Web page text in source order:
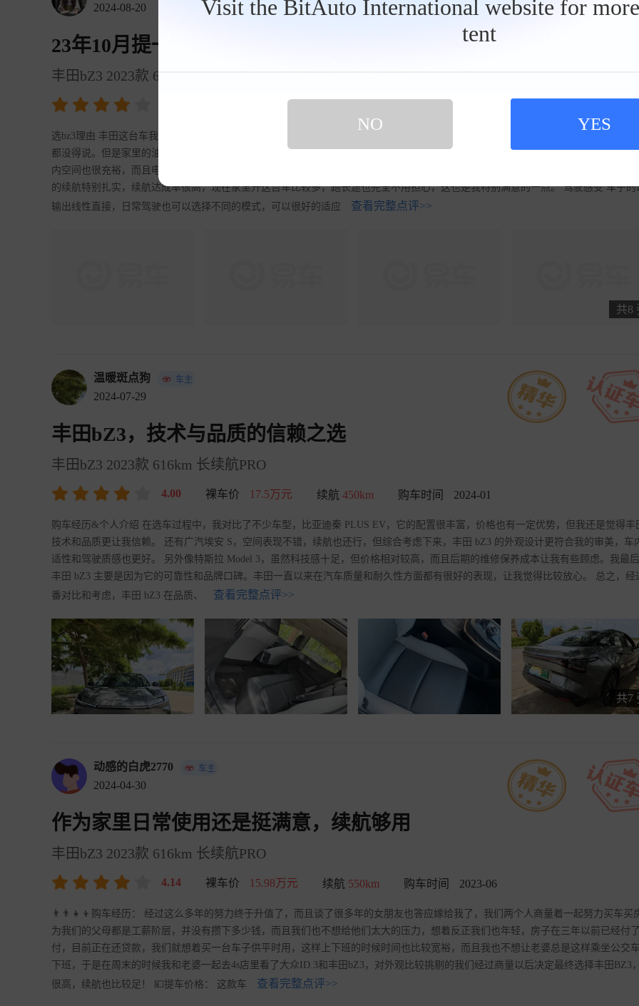
Visit the BitAuto International website for
tent
NO YES
2024-08-20
23年10月提一汽丰田bz3
丰田bZ3 2023款 616km 长续航PRO
15.8万元
选bz3理由 丰田这台车我关注了很长一段时间，也是因为家里之前就开丰田车型，品质确实不错，很耐造，作为一台家用车实用性和经
都没得说。但是家里的油车现在老婆开得比较多，一台车不够用了，所以才考虑再入手一辆电车。丰田这台车外形简简单单，挺喜欢
内空间也很充裕，而且电车开下来也能更省钱，对我来讲也是全新的体验，所以就以裸车15.8万的价格入手了丰田的这台电车。 最满意
的续航特别扎实，续航达成率很高，现在家里开这台车比较多，跑长途也完全不用担心，这也是我特别满意的一点。 驾驶感受 车子的
输出线性直接，日常驾驶也可以选择不同的模式，可以很好的适应
查看完整点评>>
共8
温暖斑点狗 车主
2024-07-29
丰田bZ3，技术与品质的信赖之选
丰田bZ3 2023款 616km 长续航PRO
4.00 裸车价 17.5万元 续航 450km 购车时间 2024-01
购车经历&个人介绍 在选车过程中，我对比了不少车型，比亚迪秦 PLUS EV，它的配置很丰富，价格也有一定优势，但我还是觉得丰
技术和品质更让我信赖。 还有广汽埃安 S，空间表现不错，续航也还行，但综合考虑下来，丰田 bZ3 的外观设计更符合我的审美，车
适性和驾驶质感也更好。 另外像特斯拉 Model 3，虽然科技感十足，但价格相对较高，而且后期的维修保养成本让我有些顾虑。我最
丰田 bZ3 主要是因为它的可靠性和品牌口碑。丰田一直以来在汽车质量和耐久性方面都有很好的表现，让我觉得比较放心。 总之，经
番对比和考虑，丰田 bZ3 在品质、
查看完整点评>>
共7
动感的白虎2770 车主
2024-04-30
作为家里日常使用还是挺满意，续航够用
丰田bZ3 2023款 616km 长续航PRO
4.14 裸车价 15.98万元 续航 550km 购车时间 2023-06
👨‍👨‍👧‍👦购车经历： 经过这么多年的努力终于升值了，而且谈了很多年的女朋友也答应嫁给我了，我们两个人商量着一起努力买车买
为我们的父母都是工薪阶层，并没有攒下多少钱，而且我们也不想给他们太大的压力，想着反正我们也年轻，房子在三年以前已经付
付，目前正在还贷款，我们就想着买一台车子供平时用，这样上下班的时候时间也比较宽裕，而且我也不想让老婆总是这样乘坐公交
下班，于是在周末的时候我和老婆一起去4s店里看了大众ID.3和丰田bZ3，对外观比较挑剔的我们经过商量以后决定最终选择丰田BZ3
很高，续航也比较足！ 💴提车价格： 这款车
查看完整点评>>